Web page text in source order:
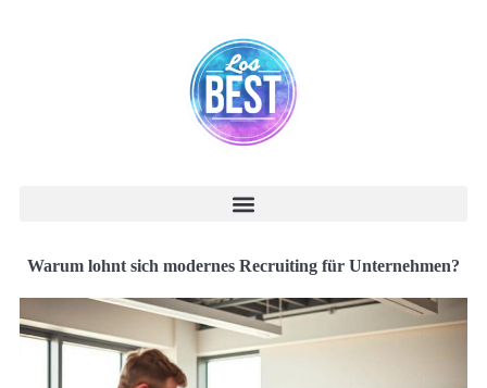
Warum lohnt sich modernes Recruiting für Unternehmen?